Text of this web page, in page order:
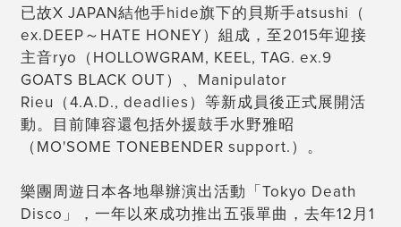
已故X JAPAN結他手hide旗下的貝斯手atsushi（
ex.DEEP～HATE HONEY）組成，至2015年迎接
主音ryo（HOLLOWGRAM, KEEL, TAG. ex.9
GOATS BLACK OUT）、Manipulator
Rieu（4.A.D., deadlies）等新成員後正式展開活
動。目前陣容還包括外援鼓手水野雅昭
（MO'SOME TONEBENDER support.）。
樂團周遊日本各地舉辦演出活動「Tokyo Death
Disco」，一年以來成功推出五張單曲，去年12月1